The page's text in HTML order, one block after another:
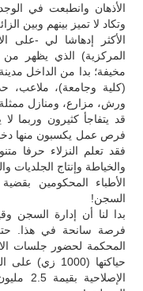
الأذهان وانطبعت في
وتكاد لا تميز بينهم وبين
الأكثر إدهاشا لي -على
المركزية) الذي يظهر
مخيفة؛ بدا من الداخل
(كلية وجامعة)، ملاعب،
ورش، مزارع، ومنازل ممثلة
قد يتفاجأ كثيرون وربما
فرص عمل يكسبون منها
فقد تعلم النزلاء حرفا
والخياطة وإنتاج الجلديات
الأطباء المحكومين
السجن!
بدا لنا أن إدارة السجن
فرصة سانحة في هذا. حتى
المحكمة لحضور جلسات
حياكتها